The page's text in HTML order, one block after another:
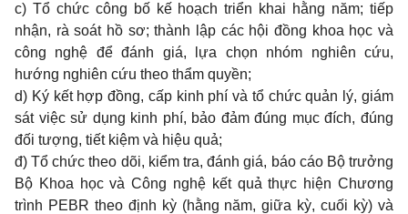
c) Tổ chức công bố kế hoạch triển khai hằng năm; tiếp
nhận, rà soát hồ sơ; thành lập các hội đồng khoa học và
công nghệ để đánh giá, lựa chọn nhóm nghiên cứu,
hướng nghiên cứu theo thẩm quyền;
d) Ký kết hợp đồng, cấp kinh phí và tổ chức quản lý, giám
sát việc sử dụng kinh phí, bảo đảm đúng mục đích, đúng
đối tượng, tiết kiệm và hiệu quả;
đ) Tổ chức theo dõi, kiểm tra, đánh giá, báo cáo Bộ trưởng
Bộ Khoa học và Công nghệ kết quả thực hiện Chương
trình PEBR theo định kỳ (hằng năm, giữa kỳ, cuối kỳ) và